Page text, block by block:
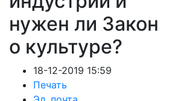
нужен ли Закон
о культуре?
18-12-2019 15:59
Печать